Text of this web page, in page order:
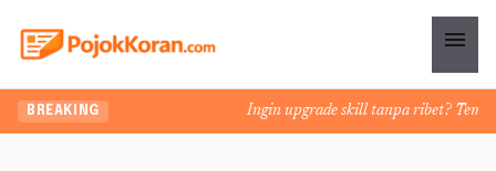
menu
BREAKING Ingin upgrade skill tanpa ribet?